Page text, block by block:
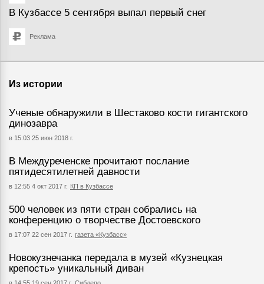
В Кузбассе 5 сентября выпал первый снег
Реклама
Из истории
Ученые обнаружили в Шестаково кости гигантского
динозавра
в 15:03 25 июн 2018 г.
В Междуреченске прочитают послание
пятидесятилетней давности
в 12:55 4 окт 2017 г. КП в Кузбассе
500 человек из пяти стран собрались на
конференцию о творчестве Достоевского
в 17:07 22 сен 2017 г. газета «Кузбасс»
Новокузнечанка передала в музей «Кузнецкая
крепость» уникальный диван